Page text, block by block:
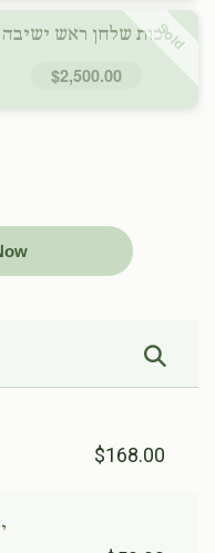
Soldזכות שלחן ראש ישיבה
$2,500.00
$168.00